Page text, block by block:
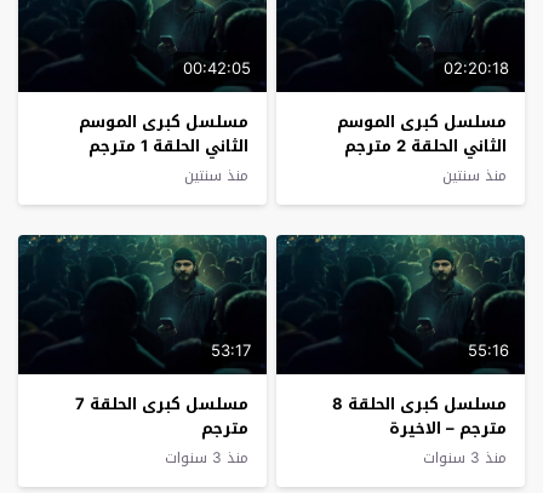
02:20:18
مسلسل كبرى الموسم
الثاني الحلقة 2 مترجم
منذ سنتين
00:42:05
مسلسل كبرى الموسم
الثاني الحلقة 1 مترجم
منذ سنتين
55:16
مسلسل كبرى الحلقة 8
مترجم – الاخيرة
منذ 3 سنوات
53:17
مسلسل كبرى الحلقة 7
مترجم
منذ 3 سنوات